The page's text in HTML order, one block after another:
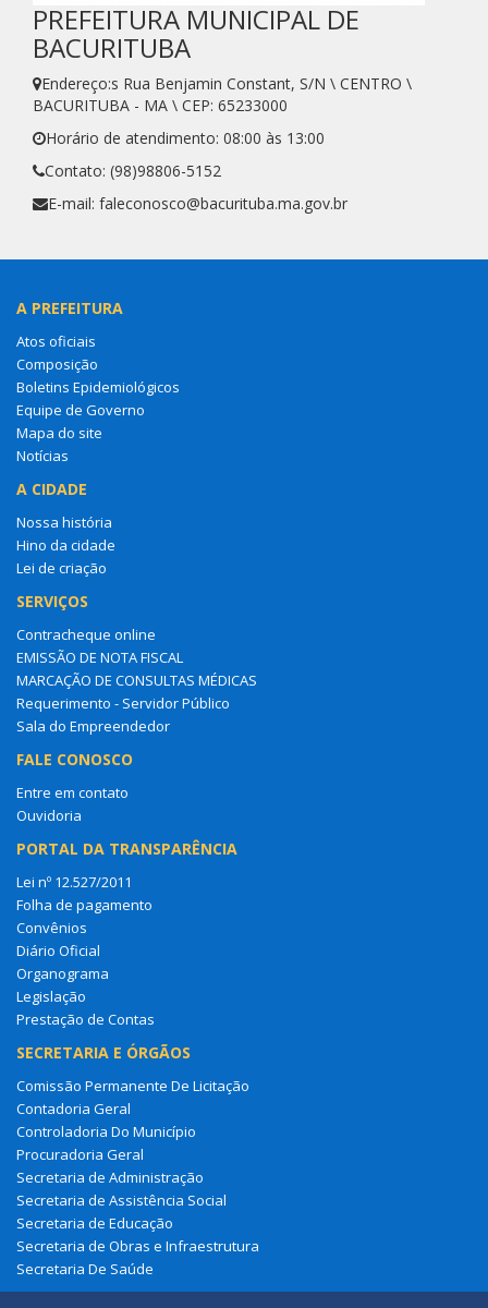
PREFEITURA MUNICIPAL DE
BACURITUBA
Endereço:s Rua Benjamin Constant, S/N \ CENTRO \
BACURITUBA - MA \ CEP: 65233000
Horário de atendimento: 08:00 às 13:00
Contato: (98)98806-5152
E-mail: faleconosco@bacurituba.ma.gov.br
A PREFEITURA
Atos oficiais
Composição
Boletins Epidemiológicos
Equipe de Governo
Mapa do site
Notícias
A CIDADE
Nossa história
Hino da cidade
Lei de criação
SERVIÇOS
Contracheque online
EMISSÃO DE NOTA FISCAL
MARCAÇÃO DE CONSULTAS MÉDICAS
Requerimento - Servidor Público
Sala do Empreendedor
FALE CONOSCO
Entre em contato
Ouvidoria
PORTAL DA TRANSPARÊNCIA
Lei nº 12.527/2011
Folha de pagamento
Convênios
Diário Oficial
Organograma
Legislação
Prestação de Contas
SECRETARIA E ÓRGÃOS
Comissão Permanente De Licitação
Contadoria Geral
Controladoria Do Município
Procuradoria Geral
Secretaria de Administração
Secretaria de Assistência Social
Secretaria de Educação
Secretaria de Obras e Infraestrutura
Secretaria De Saúde